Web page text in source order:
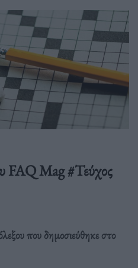
FAQ Mag #Τεύχος
που δημοσιεύθηκε στο